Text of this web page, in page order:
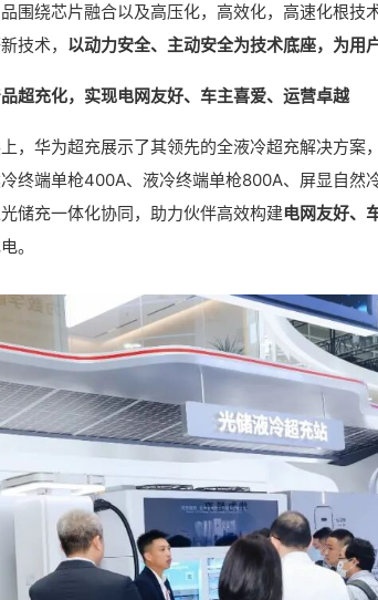
围绕芯片融合以及高压化，高效化，高速化根
技术， 以动力安全、主动安全为技术底座，为用
超充化，实现电网友好、车主喜爱、运营卓越
，华为超充展示了其领先的全液冷超充解决方案
终端单枪400A、液冷终端单枪800A、屏显自然
储充一体化协同，助力伙伴高效构建电网友好、
。